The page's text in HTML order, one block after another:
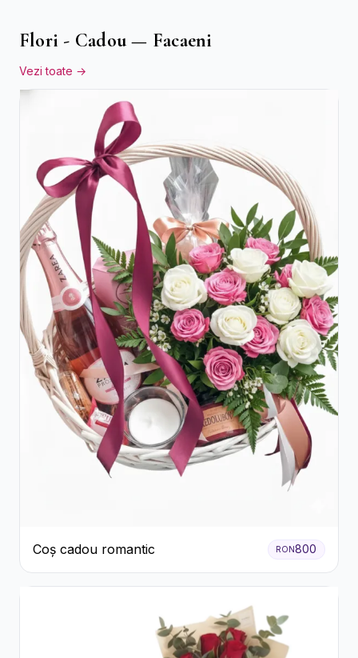
Flori - Cadou — Facaeni
Vezi toate →
Coș cadou romantic RON800